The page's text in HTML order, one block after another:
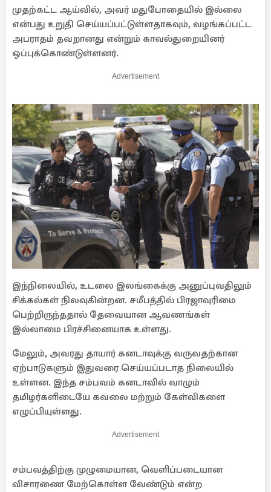
முதற்கட்ட ஆய்வில், அவர் மதுபோதையில் இல்லை
என்பது உறுதி செய்யப்பட்டுள்ளதாகவும், வழங்கப்பட்ட
அபராதம் தவறானது என்றும் காவல்துறையினர்
ஒப்புக்கொண்டுள்ளனர்.
Advertisement
இந்நிலையில், உடலை இலங்கைக்கு அனுப்புவதிலும்
சிக்கல்கள் நிலவுகின்றன. சமீபத்தில் பிரஜாவுரிமை
பெற்றிருந்ததால் தேவையான ஆவணங்கள்
இல்லாமை பிரச்சினையாக உள்ளது.
மேலும், அவரது தாயார் கனடாவுக்கு வருவதற்கான
ஏற்பாடுகளும் இதுவரை செய்யப்படாத நிலையில்
உள்ளன. இந்த சம்பவம் கனடாவில் வாழும்
தமிழர்களிடையே கவலை மற்றும் கேள்விகளை
எழுப்பியுள்ளது.
Advertisement
சம்பவத்திற்கு முழுமையான, வெளிப்படையான
விசாரணை மேற்கொள்ள வேண்டும் என்ற